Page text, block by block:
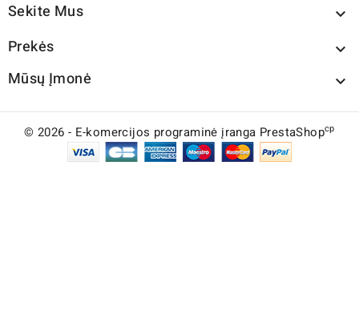
Sekite Mus 
Prekės 
Mūsų Įmonė 
© 2026 - E-komercijos programinė įranga PrestaShopcp